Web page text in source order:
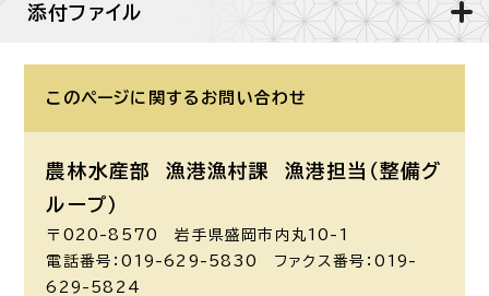
添付ファイル
このページに関する お問い合わせ
農林水産部 漁港漁村課
漁港担当（整備グ
ループ）
〒020-8570 岩手県盛岡市内丸10-1
電話番号：019-629-5830 ファクス番号：019-
629-5824